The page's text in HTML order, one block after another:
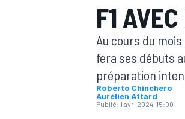
MOTOGP
F1
Au cours du
fera ses débuts
préparation
Roberto Chinchero
Aurélien Attard
Publié: 1 avr. 2024, 15:00